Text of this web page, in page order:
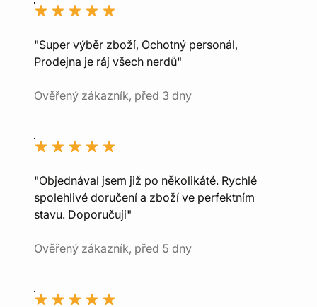
"Super výběr zboží, Ochotný personál,
Prodejna je ráj všech nerdů"
Ověřený zákazník, před 3 dny
"Objednával jsem již po několikáté. Rychlé
spolehlivé doručení a zboží ve perfektním
stavu. Doporučuji"
Ověřený zákazník, před 5 dny